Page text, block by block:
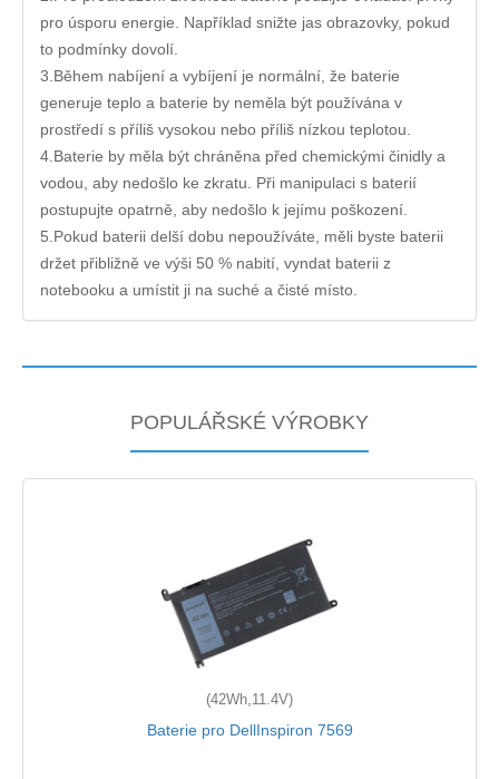
pro úsporu energie. Například snižte jas obrazovky, pokud
to podmínky dovolí.
3.Během nabíjení a vybíjení je normální, že baterie
generuje teplo a baterie by neměla být používána v
prostředí s příliš vysokou nebo příliš nízkou teplotou.
4.Baterie by měla být chráněna před chemickými činidly a
vodou, aby nedošlo ke zkratu. Při manipulaci s baterií
postupujte opatrně, aby nedošlo k jejímu poškození.
5.Pokud baterii delší dobu nepoužíváte, měli byste baterii
držet přibližně ve výši 50 % nabití, vyndat baterii z
notebooku a umístit ji na suché a čisté místo.
POPULÁŘSKÉ VÝROBKY
(42Wh,11.4V)
Baterie pro DellInspiron 7569